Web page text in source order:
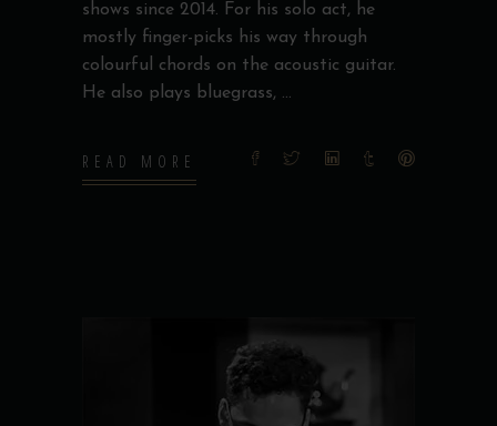
shows since 2014. For his solo act, he
mostly finger-picks his way through
colourful chords on the acoustic guitar.
He also plays bluegrass,
READ MORE